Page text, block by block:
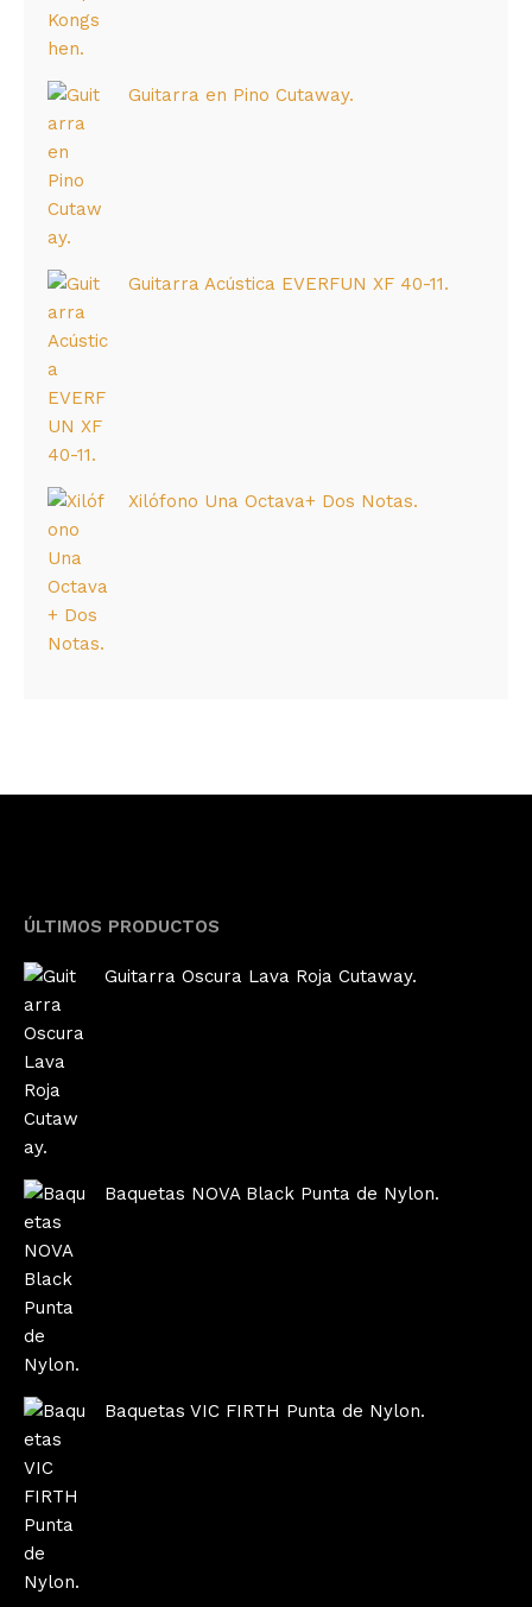
Guitarra en Pino Cutaway.
Guitarra Acústica EVERFUN XF 40-11.
Xilófono Una Octava+ Dos Notas.
ÚLTIMOS PRODUCTOS
Guitarra Oscura Lava Roja Cutaway.
Baquetas NOVA Black Punta de Nylon.
Baquetas VIC FIRTH Punta de Nylon.